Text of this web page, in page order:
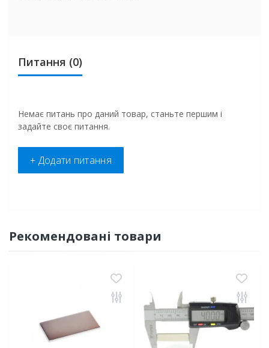
Питання (0)
Немає питань про даний товар, станьте першим і
задайте своє питання.
+ Додати питання
Рекомендовані товари